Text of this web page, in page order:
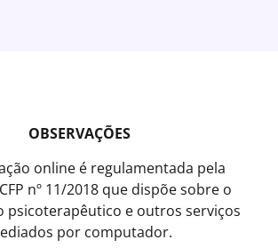
OBSERVAÇÕES
online é regulamentada pela
nº 11/2018 que dispõe sobre o
psicoterapêutico e outros serviços
por computador.